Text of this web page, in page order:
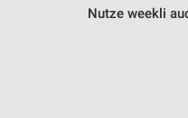
Nutze weekli
zur Auswahl